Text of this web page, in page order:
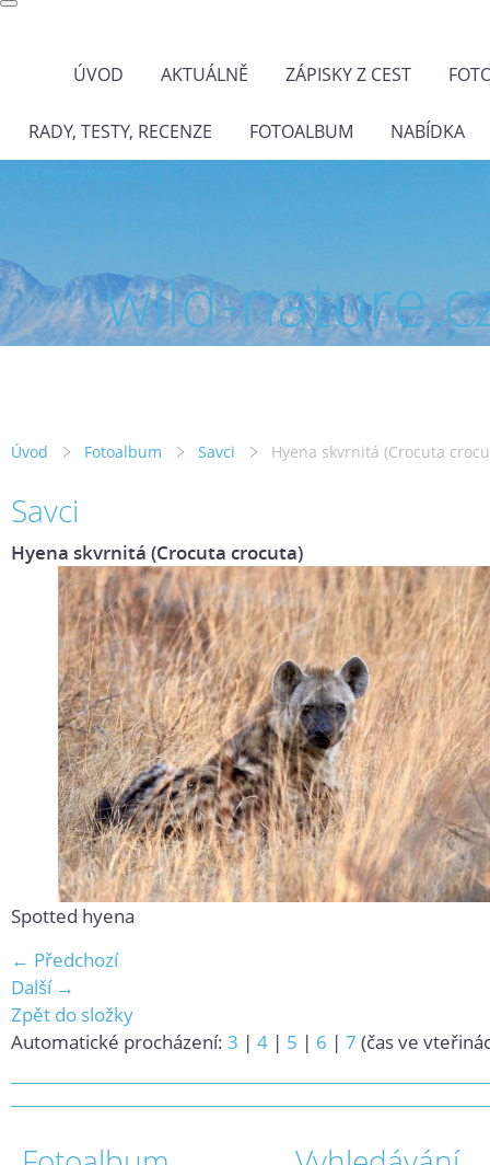
ÚVOD AKTUÁLNĚ ZÁPISKY Z CEST
RADY, TESTY, RECENZE FOTOALBUM NABÍDKA
wild-
Úvod Fotoalbum Savci Hyena skvrnitá (Crocuta
Savci
Hyena skvrnitá (Crocuta crocuta)
Spotted hyena
← Předchozí
Další →
Zpět do složky
Automatické procházení: 3 | 4 | 5 | 6 | 7 (čas ve